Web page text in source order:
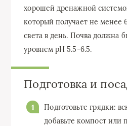
хорошей дренажной
который получает не менее
света в день. Почва должна
уровнем pH 5.5-6.5.
Подготовка и
Подготовьте грядки:
добавьте компост или